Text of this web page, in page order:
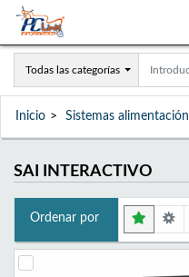
Todas las categorías
Inicio Sistemas alimentación
SAI INTERACTIVO
Ordenar por